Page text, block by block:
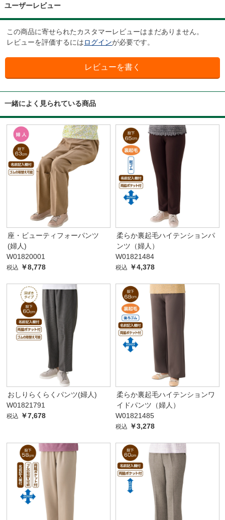
ユーザーレビュー
この商品に寄せられたカスタマーレビューはまだありません。
レビューを評価するにはログインが必要です。
一緒によく見られている商品
座・ビューティフォーパンツ
(婦人)
W01820001
税込 ￥8,778
柔らか裏起毛ハイテンションパ
ンツ（婦人）
W01821484
税込 ￥4,378
おしりらくらくパンツ(婦人)
W01821791
税込 ￥7,678
柔らか裏起毛ハイテンションワ
イドパンツ（婦人）
W01821485
税込 ￥3,278